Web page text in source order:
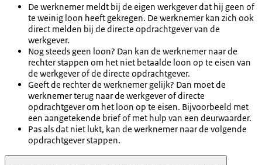
De werknemer meldt bij de eigen werkgever dat hij geen of
te weinig loon heeft gekregen. De werknemer kan zich ook
direct melden bij de directe opdrachtgever van de
werkgever.
Nog steeds geen loon? Dan kan de werknemer naar de
rechter stappen om het niet betaalde loon op te eisen van
de werkgever of de directe opdrachtgever.
Geeft de rechter de werknemer gelijk? Dan moet de
werknemer terug naar de werkgever of directe
opdrachtgever om het loon op te eisen. Bijvoorbeeld met
een aangetekende brief of met hulp van een deurwaarder.
Pas als dat niet lukt, kan de werknemer naar de volgende
opdrachtgever stappen.